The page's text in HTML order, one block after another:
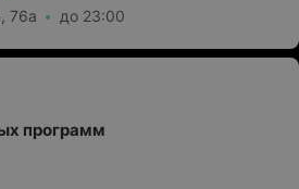
76а до 23:00
программ